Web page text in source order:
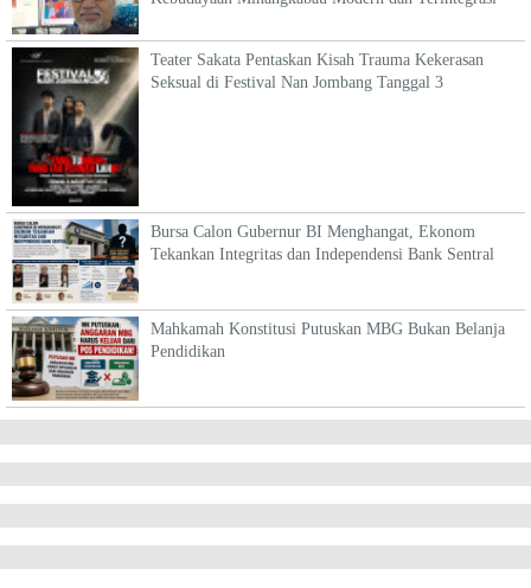
Teater Sakata Pentaskan Kisah Trauma Kekerasan
Seksual di Festival Nan Jombang Tanggal 3
Bursa Calon Gubernur BI Menghangat, Ekonom
Tekankan Integritas dan Independensi Bank Sentral
Mahkamah Konstitusi Putuskan MBG Bukan Belanja
Pendidikan